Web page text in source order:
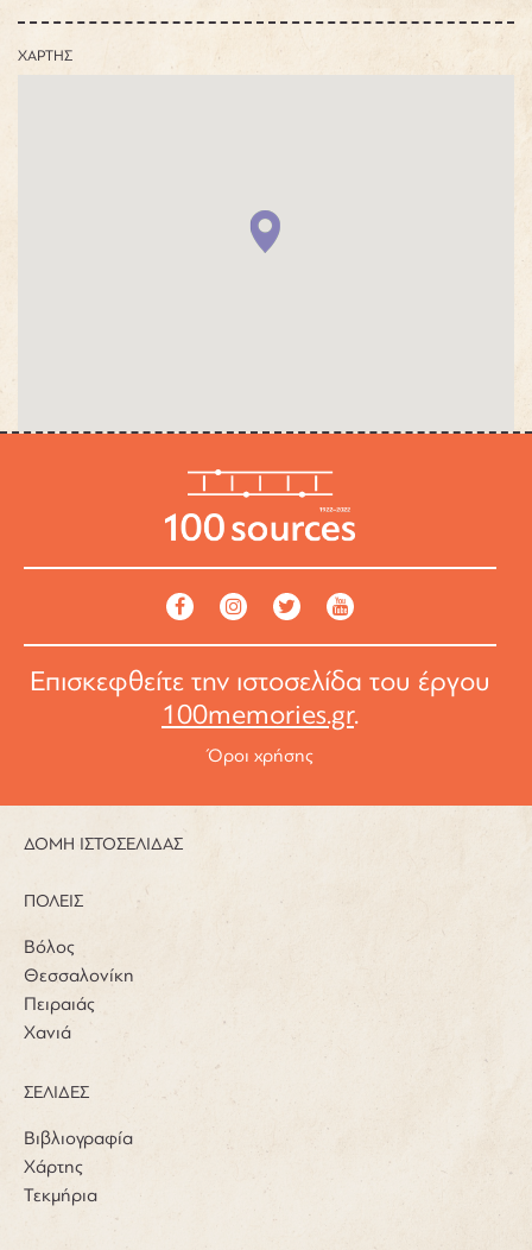
ΧΑΡΤΗΣ
Επισκεφθείτε την ιστοσελίδα του έργου
100memories.gr.
Όροι χρήσης
ΔΟΜΗ ΙΣΤΟΣΕΛΙΔΑΣ
ΠΟΛΕΙΣ
Βόλος
Θεσσαλονίκη
Πειραιάς
Χανιά
ΣΕΛΙΔΕΣ
Βιβλιογραφία
Χάρτης
Τεκμήρια